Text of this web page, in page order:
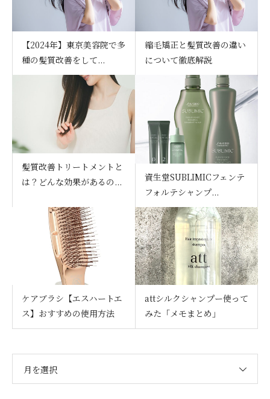
【2024年】東京美容院で多
種の髪質改善をして...
縮毛矯正と髪質改善の違い
について徹底解説
髪質改善トリートメントと
は？どんな効果があるの...
資生堂SUBLIMICフェンテ
フォルテシャンプ...
ケアブラシ【エスハートエ
ス】おすすめの使用方法
attシルクシャンプー使って
みた「メモまとめ」
月を選択